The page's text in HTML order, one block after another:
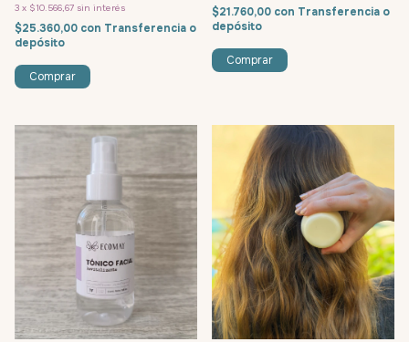
3 x $10.566,67 sin interés
$25.360,00 con Transferencia o
depósito
$21.760,00 con Transferencia o
depósito